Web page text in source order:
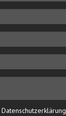
Datenschutzerklärung